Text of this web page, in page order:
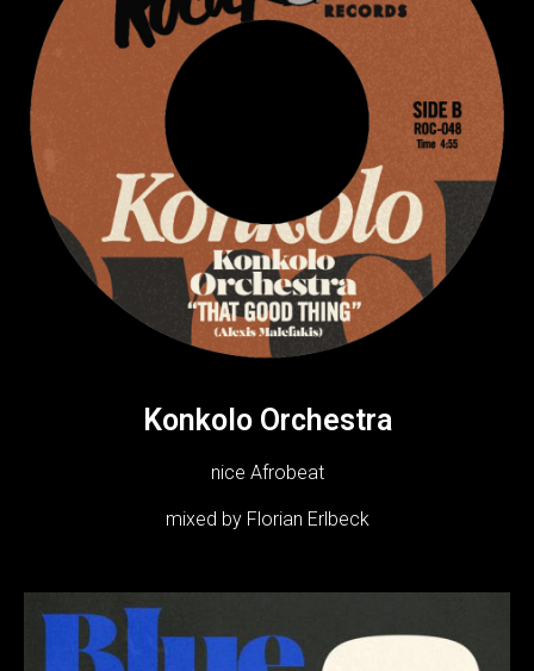
Konkolo Orchestra
nice Afrobeat
mixed by Florian Erlbeck